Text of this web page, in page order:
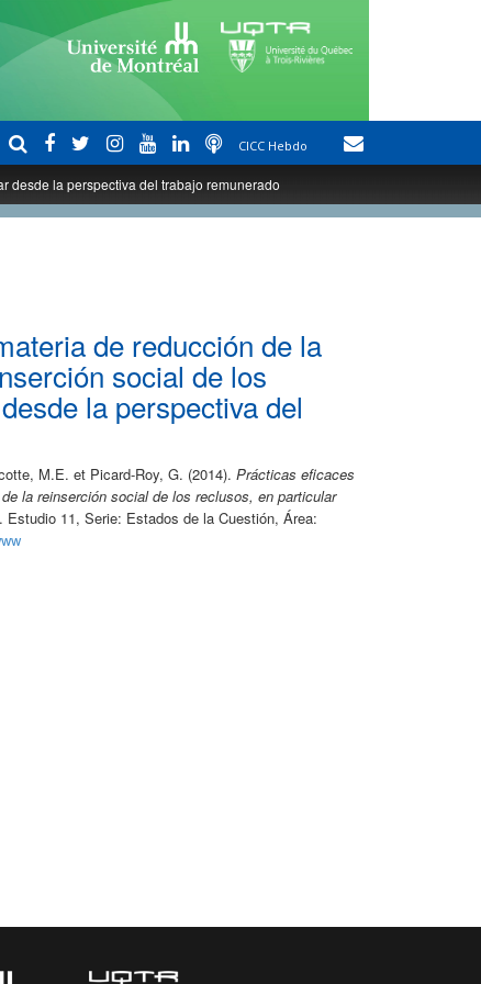
CICC Hebdo
desde la perspectiva del trabajo remunerado
de reducción de la
social de los
la perspectiva del
M.E. et Picard-Roy, G. (2014). Prácticas eficaces
la reinserción social de los reclusos, en particular
Estudio 11, Serie: Estados de la Cuestión, Área: